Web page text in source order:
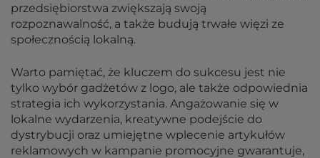
przedsiębiorstwa zwiększają swoją
rozpoznawalność, a także budują trwałe więzi ze
społecznością lokalną.
Warto pamiętać, że kluczem do sukcesu jest nie
tylko wybór gadżetów z logo, ale także odpowiednia
strategia ich wykorzystania. Angażowanie się w
lokalne wydarzenia, kreatywne podejście do
dystrybucji oraz umiejętne wplecenie artykułów
reklamowych w kampanie promocyjne gwarantuje,